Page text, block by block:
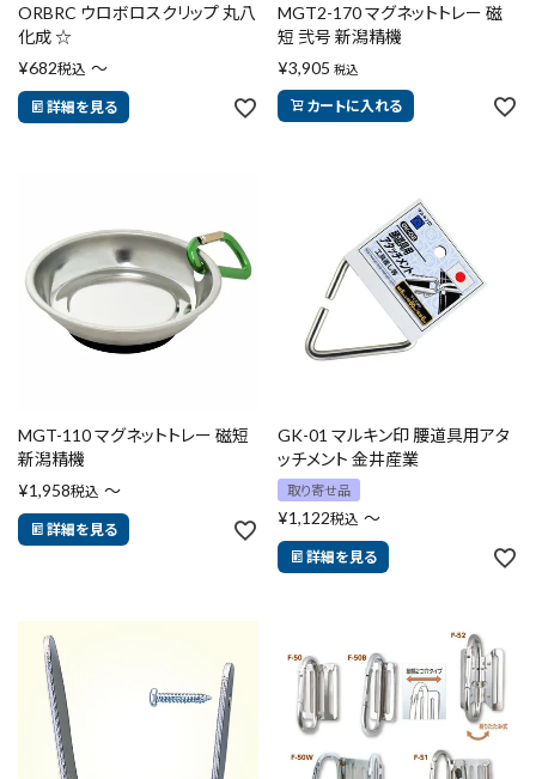
ORBRC ウロボロスクリップ 丸八
化成 ☆
¥682税込 〜
詳細を見る
MGT2-170 マグネットトレー 磁
短 弐号 新潟精機
¥3,905 税込
カートに入れる
MGT-110 マグネットトレー 磁短
新潟精機
¥1,958税込 〜
詳細を見る
GK-01 マルキン印 腰道具用アタ
ッチメント 金井産業
取り寄せ品
¥1,122税込 〜
詳細を見る